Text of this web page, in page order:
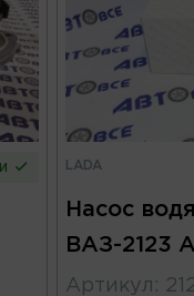
LADA
Насос
ВАЗ-2123
Артикул :